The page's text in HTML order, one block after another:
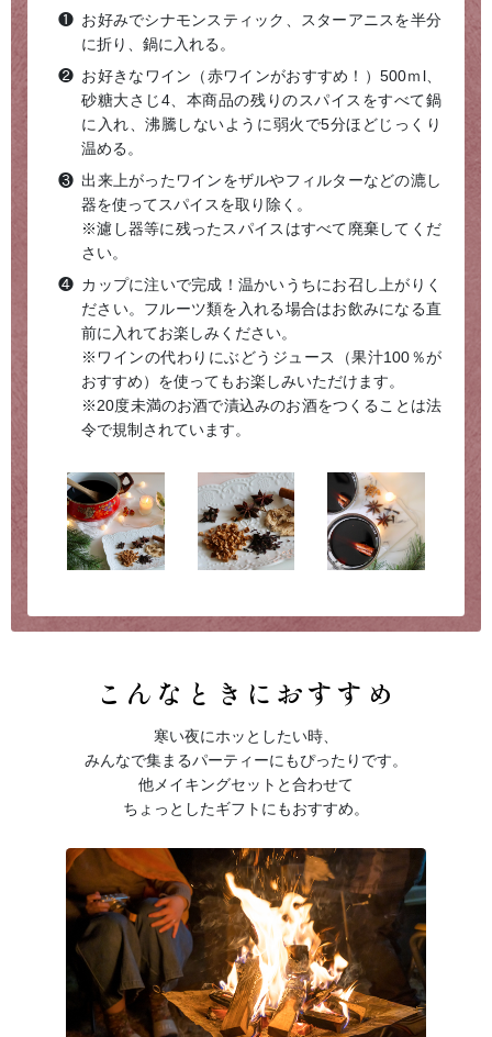
お好みでシナモンスティック、スターアニスを半分
に折り、鍋に入れる。
お好きなワイン（赤ワインがおすすめ！）500ｍl、
砂糖大さじ4、本商品の残りのスパイスをすべて鍋
に入れ、沸騰しないように弱火で5分ほどじっくり
温める。
出来上がったワインをザルやフィルターなどの漉し
器を使ってスパイスを取り除く。
※濾し器等に残ったスパイスはすべて廃棄してくだ
さい。
カップに注いで完成！温かいうちにお召し上がりく
ださい。フルーツ類を入れる場合はお飲みになる直
前に入れてお楽しみください。
※ワインの代わりにぶどうジュース（果汁100％が
おすすめ）を使ってもお楽しみいただけます。
※20度未満のお酒で漬込みのお酒をつくることは法
令で規制されています。
こんなときにおすすめ
寒い夜にホッとしたい時、
みんなで集まるパーティーにもぴったりです。
他メイキングセットと合わせて
ちょっとしたギフトにもおすすめ。